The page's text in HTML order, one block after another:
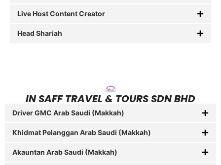
Live Host Content Creator
Head Shariah
IN SAFF TRAVEL & TOURS SDN BHD
Driver GMC Arab Saudi (Makkah)
Khidmat Pelanggan Arab Saudi (Makkah)
Akauntan Arab Saudi (Makkah)